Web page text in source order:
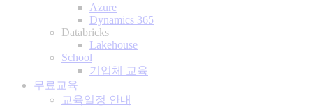
Azure
Dynamics 365
Databricks
Lakehouse
School
기업체 교육
무료교육
교육일정 안내